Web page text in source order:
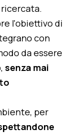
l'obiettivo di
con
da essere
senza mai
per